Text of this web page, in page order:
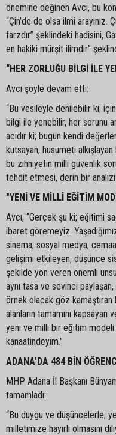
önemine değinen Avcı, bu
“Çin’de de olsa ilmi
farzdır” şeklindeki hadisini,
en hakiki mürşit ilimdir”
“HER ZORLUĞU BİLGİ İLE
Avcı şöyle devam etti:
“Bu vesileyle denilebilir ki;
bilgi ile yenebilir, her sorunu
acıdır ki; bugün kendi
kutsayan, husumeti
bu zihniyetin milli güvenlik
tehdit etmesi, derin bir analizi
"YENİ VE MİLLİ EĞİTİM
Avcı, “Gerçek şu ki; eğitimi
ibaret göremeyiz.
sinema, sosyal medya,
gelişimi etkileyen, düşünce
şekilde yön veren önemli
aynı tasa ve sevinci
örnek olacak göz
alanların tamamını
yeni ve milli bir eğitim
kanaatindeyim."
ADANA'DA 484 BİN
MHP Adana İl Başkanı
tamamladı:
“Bu duygu ve düşüncelerle,
milletimize hayırlı olmasını